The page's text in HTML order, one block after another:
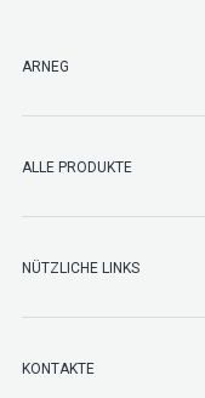
ARNEG
ALLE PRODUKTE
NÜTZLICHE LINKS
KONTAKTE